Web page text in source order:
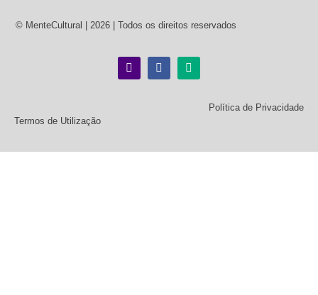
© MenteCultural | 2026 | Todos os direitos reservados
Política de Privacidade
Termos de Utilização